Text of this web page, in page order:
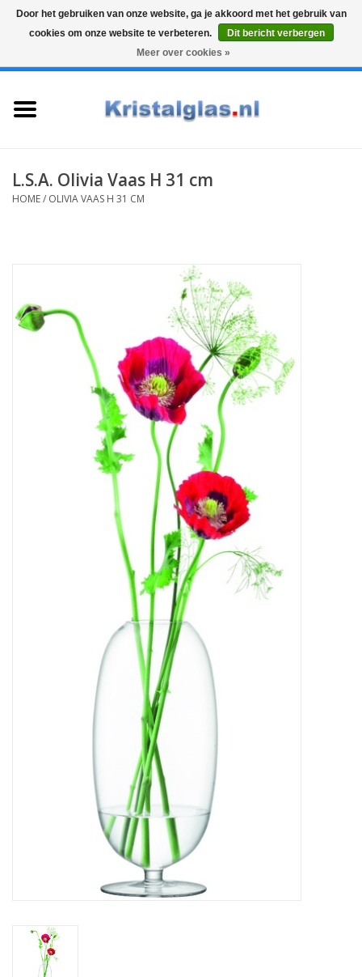
Graveren
Karaffen
Cadeaus
Koffie & Thee
L.S.A. Olivia Vaas H 31 cm
HOME/ OLIVIA VAAS H 31 CM
Door het gebruiken van onze website, ga je akkoord met het gebruik van
cookies om onze website te verbeteren.
Dit bericht verbergen
Meer over cookies »